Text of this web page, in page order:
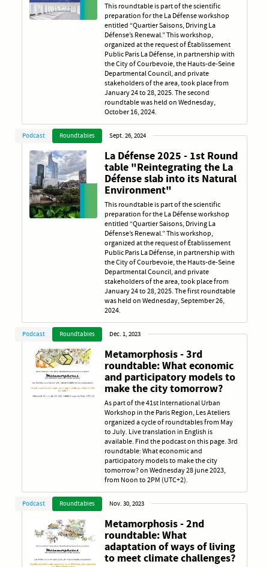
This roundtable is part of the scientific
preparation for the La Défense workshop
entitled “Quartier Saisons, Driving La
Défense’s Renewal.” This workshop,
organized at the request of Établissement
Public Paris La Défense, in partnership with
the City of Courbevoie, the Hauts-de-Seine
Departmental Council, and private
stakeholders of the area, took place from
January 24 to 28, 2025. The second
roundtable was held on Wednesday,
October 16, 2024.
Podcast Roundtables Sept. 26, 2024
La Défense 2025 - 1st Round
table "Reintegrating the La
Défense slab into its Natural
Environment"
This roundtable is part of the scientific
preparation for the La Défense workshop
entitled “Quartier Saisons, Driving La
Défense’s Renewal.” This workshop,
organized at the request of Établissement
Public Paris La Défense, in partnership with
the City of Courbevoie, the Hauts-de-Seine
Departmental Council, and private
stakeholders of the area, took place from
January 24 to 28, 2025. The first roundtable
was held on Wednesday, September 26,
2024.
Podcast Roundtables Dec. 1, 2023
Metamorphosis - 3rd
roundtable: What economic
and participatory models to
make the city tomorrow?
As part of the 41st International Urban
Workshop in the Paris Region, Les Ateliers
organized a cycle of roundtables from May
to July. Live translation in English is
available. Find the podcast on this page. 3rd
roundtable: What economic and
participatory models to make the city
tomorrow? on Wednesday 28 june 2023,
from Noon to 2PM (UTC+2).
Podcast Roundtables Nov. 30, 2023
Metamorphosis - 2nd
roundtable: What
adaptation of ways of living
to meet climate challenges?